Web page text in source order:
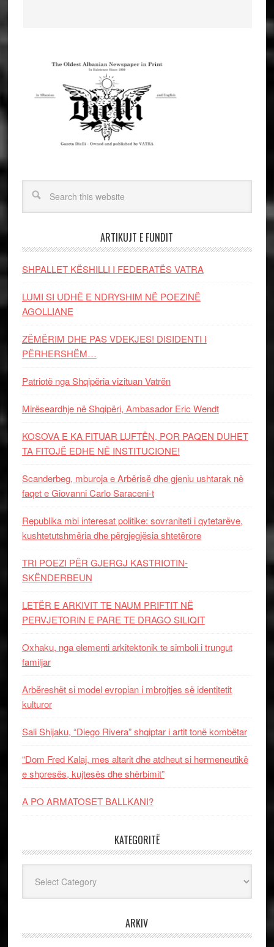
ARTIKUJT E FUNDIT
SHPALLET KËSHILLI I FEDERATËS VATRA
LUMI SI UDHË E NDRYSHIM NË POEZINË
AGOLLIANE
ZËMËRIM DHE PAS VDEKJES! DISIDENTI I
PËRHERSHËM…
Patriotë nga Shqipëria vizituan Vatrën
Mirëseardhje në Shqipëri, Ambasador Eric Wendt
KOSOVA E KA FITUAR LUFTËN, POR PAQEN DUHET
TA FITOJË EDHE NË INSTITUCIONE!
Scanderbeg, mburoja e Arbërisë dhe gjeniu ushtarak në
faqet e Giovanni Carlo Saraceni-t
Republika mbi interesat politike: sovraniteti i qytetarëve,
kushtetutshmëria dhe përgjegjësia shtetërore
TRI POEZI PËR GJERGJ KASTRIOTIN-
SKËNDERBEUN
LETËR E ARKIVIT TE NAUM PRIFTIT NË
PERVJETORIN E PARE TE DRAGO SILIQIT
Oxhaku, nga elementi arkitektonik te simboli i trungut
familjar
Arbëreshët si model evropian i mbrojtjes së identitetit
kulturor
Sali Shijaku, “Diego Rivera” shqiptar i artit tonë kombëtar
“Dom Fred Kalaj, mes altarit dhe atdheut si hermeneutikë
e shpresës, kujtesës dhe shërbimit”
A PO ARMATOSET BALLKANI?
KATEGORITË
ARKIV